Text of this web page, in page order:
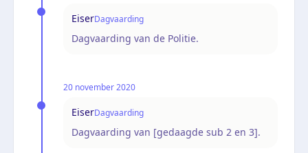
EiserDagvaarding
Dagvaarding van de Politie.
20 november 2020
EiserDagvaarding
Dagvaarding van [gedaagde sub 2 en 3].